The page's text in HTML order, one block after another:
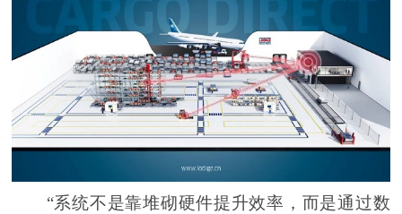
“系统不是靠堆砌硬件提升效率，而是通过数